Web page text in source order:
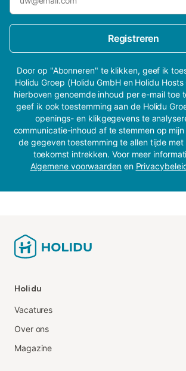
Registreren
Door op "Abonneren" te klikken, geef ik
Holidu Groep (Holidu GmbH en Holidu
hierboven genoemde inhoud per e-mail toe
geef ik ook toestemming aan de Holidu
openings- en klikgegevens te
communicatie-inhoud af te stemmen op
de gegeven toestemming te allen tijde
toekomst intrekken. Voor meer
Algemene voorwaardenen
Holidu
Vacatures
Over ons
Magazine